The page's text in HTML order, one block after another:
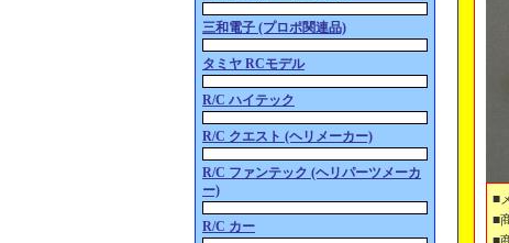
三和電子 (プロポ関連品)
タミヤ RCモデル
R/C ハイテック
R/C クエスト (ヘリメーカー)
R/C ファンテック (ヘリパーツメーカ
ー)
R/C カー
■
■